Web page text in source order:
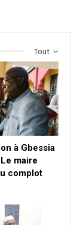
Tout
à Gbessia
maire
complot